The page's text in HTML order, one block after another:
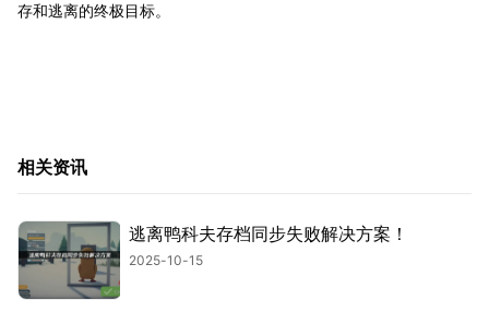
存和逃离的终极目标。
相关资讯
逃离鸭科夫存档同步失败解决方案！
2025-10-15